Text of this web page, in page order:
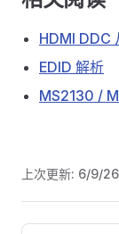
HDMI DDC
EDID 解析
MS2130 /
上次更新: 6/9/